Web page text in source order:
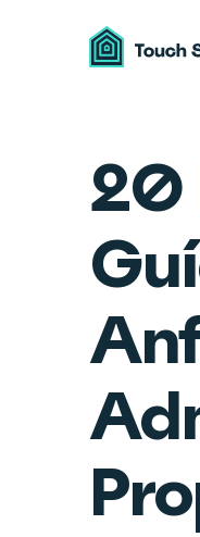
Touch
Stay
20